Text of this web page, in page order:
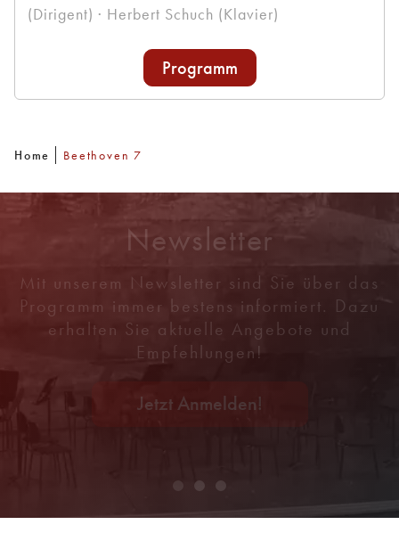
(Dirigent) · Herbert Schuch (Klavier)
Programm
Home Beethoven 7
Newsletter
Mit unserem Newsletter sind Sie über das
Programm immer bestens informiert. Dazu
erhalten Sie aktuelle Angebote und
Empfehlungen!
Jetzt Anmelden!